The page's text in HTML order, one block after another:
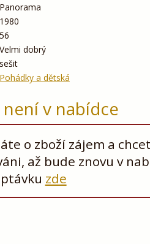
Panorama
1980
56
Velmi dobrý
sešit
Pohádky a dětská
v nabídce
o zboží zájem a
až bude znovu v
zde